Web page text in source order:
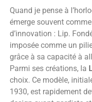
Quand je pense à
émerge souvent
d’innovation : Lip.
imposée comme un
grâce à sa capacité à
Parmi ses créations, la
choix. Ce modèle,
1930, est rapidement